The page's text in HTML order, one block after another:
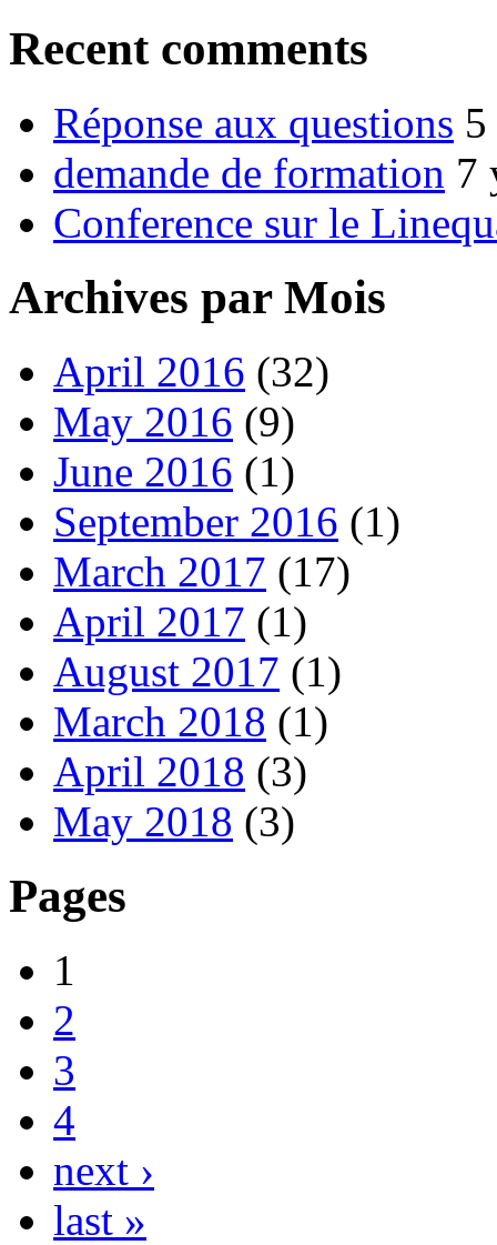
Recent comments
Réponse aux questions
demande de formation 7
Conference sur le
Archives par Mois
April 2016 (32)
May 2016 (9)
June 2016 (1)
September 2016 (1)
March 2017 (17)
April 2017 (1)
August 2017 (1)
March 2018 (1)
April 2018 (3)
May 2018 (3)
Pages
1
2
3
4
next ›
last »